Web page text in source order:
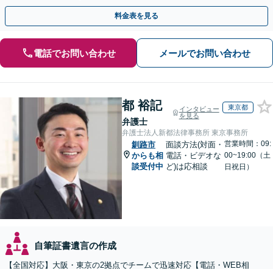
目指します。
料金表を見る
電話でお問い合わせ メールでお問い合わせ
都 裕記
弁護士
インタビュー
を見る
東京都
弁護士法人新都法律事務所 東京事務所
釧路市
からも相
談受付中
面談方法(対面・
電話・ビデオな
ど)は応相談
営業時間：09:
00~19:00（土
日祝日）
自筆証書遺言の作成
【全国対応】大阪・東京の2拠点でチームで迅速対応【電話・WEB相